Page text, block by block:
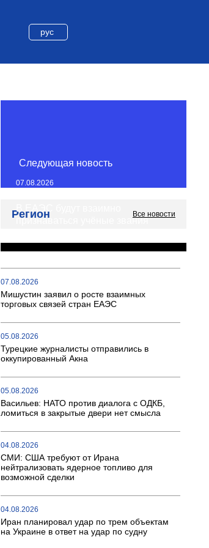
Следующая новость
Регион Все новости
07.08.2026
В ЕАЭС будут взаимно
признаваться учёные звания
07.08.2026
Мишустин заявил о росте взаимных
торговых связей стран ЕАЭС
05.08.2026
Турецкие журналисты отправились в
оккупированный Акна
05.08.2026
Васильев: НАТО против диалога с
ОДКБ, ломиться в закрытые двери нет
04.08.2026
СМИ: США требуют от Ирана
нейтрализовать ядерное топливо для
04.08.2026
Иран планировал удар по трем